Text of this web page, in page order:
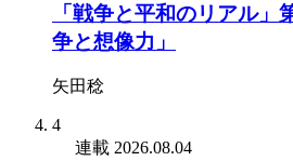
「戦争と平和のリアル
争と想像力」
矢田稔
4
連載 2026.08.04